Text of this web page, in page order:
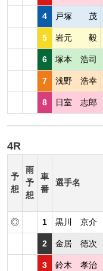
4 戸塚 茂
5 岩元 毅
6 塚本 浩司
7 浅野 浩幸
8 日室 志郎
4R
予
想
雨
予
想
車
番
選手名
◎ 1 黒川 京介
2 金居 徳次
3 鈴木 孝治